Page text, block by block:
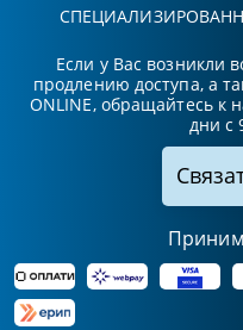
Если у Вас возникли
продлению доступа, а
ONLINE, обращайтесь к
дни с